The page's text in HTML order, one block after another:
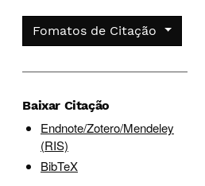
Fomatos de Citação
Baixar Citação
Endnote/Zotero/Mendeley
(RIS)
BibTeX